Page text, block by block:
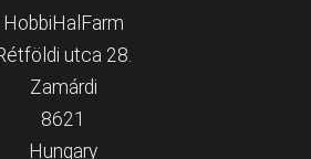
HobbiHalFarm
utca 28.
Zamárdi
8621
Hungary